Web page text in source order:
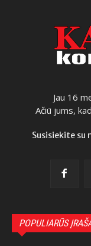
Jau 16
Ačiū jums,
Susisiekite su
POPULIARŪS